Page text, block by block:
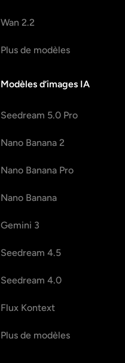
Wan 2.2
Plus de modèles
Modèles d’images IA
Seedream 5.0 Pro
Nano Banana 2
Nano Banana Pro
Nano Banana
Gemini 3
Seedream 4.5
Seedream 4.0
Flux Kontext
Plus de modèles